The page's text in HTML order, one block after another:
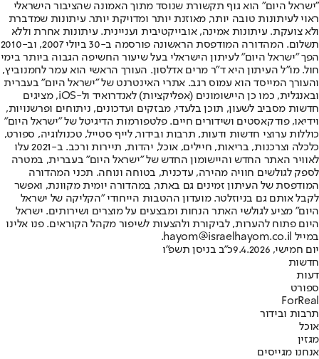
"ישראל היום" הוא גוף תקשורת שנוסד מתוך האמונה שהציבור הישראלי
ראוי לעיתונות טובה יותר, מאוזנת יותר ומדויקת יותר. עיתונות שמדברת
ולא צועקת. עיתונות אמינה, אובייקטיבית ועניינית. עיתונות אחרת וללא
תשלום. המהדורה המודפסת הראשונה פורסמה ב-30 ביולי 2007, וב-2010
הפך "ישראל היום" לעיתון הישראלי בעל שיעור החשיפה הגבוה ביותר בימי
חול. מו"ל העיתון היא ד"ר מרים אדלסון. העורך הראשי הוא עמר לחמנוביץ,
והעורך המייסד הוא עמוס רגב. אתרי האינטרנט של "ישראל היום" בעברית
ובאנגלית, כמו כן היישומונים (אפליקציות) לאנדרואיד ול-iOS, מציגים
חדשות מסביב לשעון, תוכן בלעדי, מבזקים ועדכונים, ניתוחים ופרשנויות,
וידיאו, פודקאסטים ושידורים חיים. פלטפורמות הדיגיטל של "ישראל היום"
כוללות ערוצי חדשות ודעות, תרבות ובידור, לייף סטייל, טכנולוגיה, ספורט,
כלכלה וצרכנות, בריאות, חיילים, אוכל, יהדות, תיירות ורכב. ב-2021 עלו
לאוויר האתר החדש והיישומון החדש של "ישראל היום" בעברית, במטרה
לספק לגולשים חוויה מהירה, עדכנית, בטוחה ונוחה. תכני המהדורה
המודפסת של העיתון זמינים גם באתר, במהדורה יומית מקוונת, ואפשר
לקבל אותם גם בניוזלטר. מועדון ההטבות הייחודי "הקליקה של ישראל
היום" מציע לגולשי האתר הנחות ומבצעים על מוצרים ושירותים. ישראל
היום פתוח להערות, לביקורת ולהצעות לשיפור מקהל הקוראים. פנו אלינו
במייל hayom@israelhayom.co.il.
יום חמישי, 9.4.2026
כ"ב בניסן תשפ"ו
חדשות
דעות
ספורט
ForReal
תרבות ובידור
אוכל
מגזין
אנחנו מגייסים